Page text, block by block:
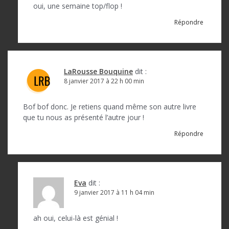
e
oui, une semaine top/flop !
Répondre
LaRousse Bouquine dit :
8 janvier 2017 à 22 h 00 min
Bof bof donc. Je retiens quand même son autre livre
que tu nous as présenté l’autre jour !
Répondre
Eva dit :
9 janvier 2017 à 11 h 04 min
ah oui, celui-là est génial !